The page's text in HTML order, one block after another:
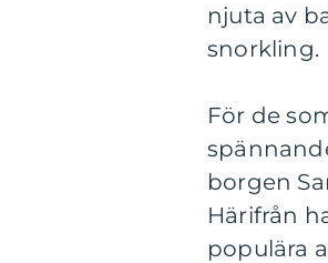
njuta av
snorkling.
För de
borgen
Härifrån
populära